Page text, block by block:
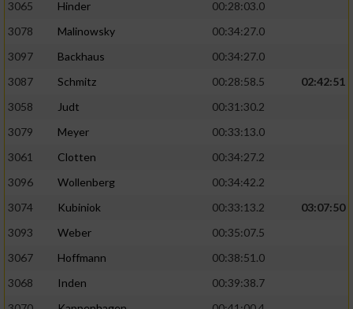
3065
Hinder
00:28:03.0
3078
Malinowsky
00:34:27.0
3097
Backhaus
00:34:27.0
3087
Schmitz 00:28:58.5
02:42:51
3058
Judt
00:31:30.2
3079
Meyer
00:33:13.0
3061
Clotten
00:34:27.2
3096
Wollenberg
00:34:42.2
3074
Kubiniok 00:33:13.2
03:07:50
3093
Weber
00:35:07.5
3067
Hoffmann
00:38:51.0
3068
Inden
00:39:38.7